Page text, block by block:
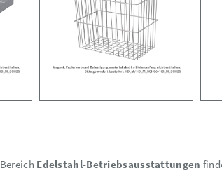
Edelstahl-Betriebsausstattungen